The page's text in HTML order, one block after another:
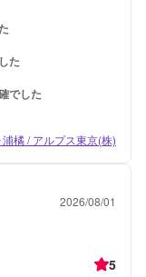
た
でした
橘 / アルプス東京(株)
2026/08/01
5